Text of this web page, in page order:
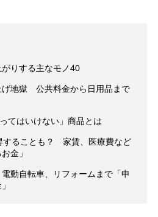
がりする主なモノ40
げ地獄 公共料金から日用品まで
てはいけない」商品とは
することも？ 家賃、医療費など
金」
電動自転車、リフォームまで「申